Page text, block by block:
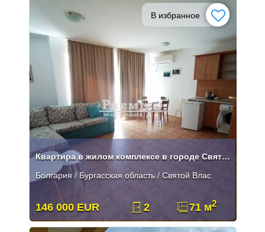
В избранное
Квартира в жилом комплексе в городе Святой Влас!
Болгария / Бургасская область / Святой Влас
146 000 EUR 2 71 м2